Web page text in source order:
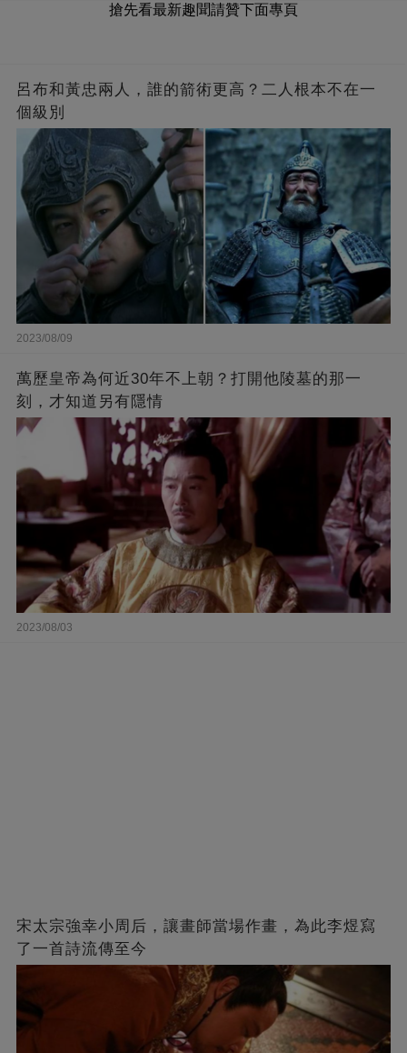
搶先看最新趣聞請贊下面專頁
呂布和黃忠兩人，誰的箭術更高？二人根本不在一
個級別
2023/08/09
萬歷皇帝為何近30年不上朝？打開他陵墓的那一
刻，才知道另有隱情
2023/08/03
宋太宗強幸小周后，讓畫師當場作畫，為此李煜寫
了一首詩流傳至今